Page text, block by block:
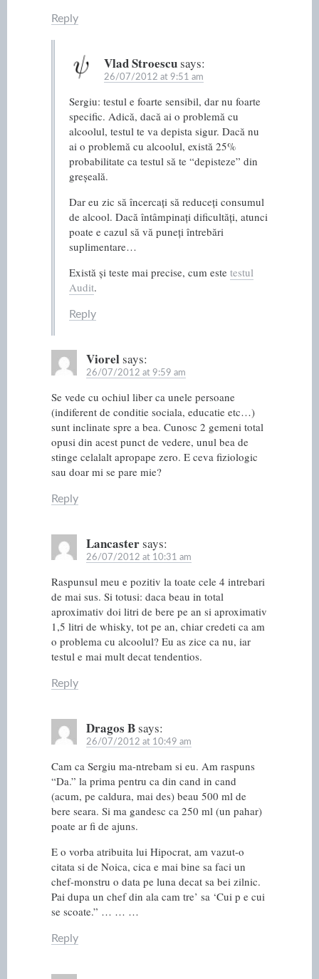
Reply
Vlad Stroescusays:
26/07/2012 at 9:51 am
Sergiu: testul e foarte sensibil, dar nu foarte
specific. Adică, dacă ai o problemă cu
alcoolul, testul te va depista sigur. Dacă nu
ai o problemă cu alcoolul, există 25%
probabilitate ca testul să te “depisteze” din
greșeală.
Dar eu zic să încercați să reduceți consumul
de alcool. Dacă întâmpinați dificultăți, atunci
poate e cazul să vă puneți întrebări
suplimentare…
Există și teste mai precise, cum este testul
Audit.
Reply
Viorelsays:
26/07/2012 at 9:59 am
Se vede cu ochiul liber ca unele persoane
(indiferent de conditie sociala, educatie etc…)
sunt inclinate spre a bea. Cunosc 2 gemeni total
opusi din acest punct de vedere, unul bea de
stinge celalalt apropape zero. E ceva fiziologic
sau doar mi se pare mie?
Reply
Lancastersays:
26/07/2012 at 10:31 am
Raspunsul meu e pozitiv la toate cele 4 intrebari
de mai sus. Si totusi: daca beau in total
aproximativ doi litri de bere pe an si aproximativ
1,5 litri de whisky, tot pe an, chiar credeti ca am
o problema cu alcoolul? Eu as zice ca nu, iar
testul e mai mult decat tendentios.
Reply
Dragos Bsays:
26/07/2012 at 10:49 am
Cam ca Sergiu ma-ntrebam si eu. Am raspuns
“Da.” la prima pentru ca din cand in cand
(acum, pe caldura, mai des) beau 500 ml de
bere seara. Si ma gandesc ca 250 ml (un pahar)
poate ar fi de ajuns.
E o vorba atribuita lui Hipocrat, am vazut-o
citata si de Noica, cica e mai bine sa faci un
chef-monstru o data pe luna decat sa bei zilnic.
Pai dupa un chef din ala cam tre’ sa ‘Cui p e cui
se scoate.” … … …
Reply